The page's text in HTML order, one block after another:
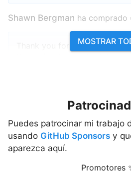
Shawn Bergman ha comprado
Thank you for putting this
anthonystevendick@gmail.com
I've been using a lot of your
writing and even borrowed
MOSTRAR
Puedes patrocinar mi trabajo
usando GitHub Sponsors y
aparezca aquí.
Promotores